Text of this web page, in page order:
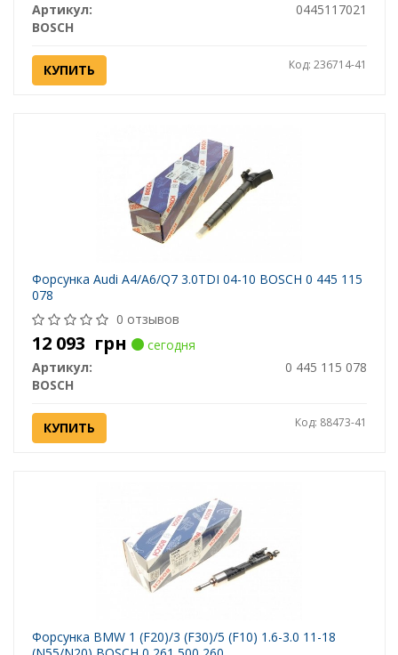
Артикул:
0445117021
BOSCH
КУПИТЬ Код: 236714-41
Форсунка Audi A4/A6/Q7 3.0TDI 04-10 BOSCH 0 445 115
078
0 отзывов
12 093 грн
сегодня
Артикул:
0 445 115 078
BOSCH
КУПИТЬ Код: 88473-41
Форсунка BMW 1 (F20)/3 (F30)/5 (F10) 1.6-3.0 11-18